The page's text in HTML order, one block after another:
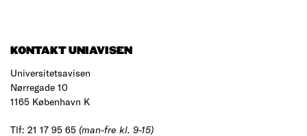
KONTAKT UNIAVISEN
Universitetsavisen
Nørregade 10
1165 København K
Tlf: 21 17 95 65 (man-fre kl. 9-15)